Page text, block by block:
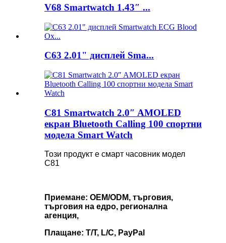
V68 Smartwatch 1.43″ ...
C63 2.01" дисплей Sma...
C81 Smartwatch 2.0″ AMOLED
екран Bluetooth Calling 100 спортни
модела Smart Watch
Този продукт е смарт часовник модел
C81
Приемане: OEM/ODM, търговия,
търговия на едро, регионална
агенция,
Плащане: T/T, L/C, PayPal